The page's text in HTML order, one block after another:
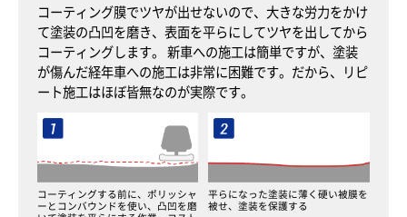
コーティング膜でツヤが出せないので、大きな労力をかけ
て塗装の凸凹を磨き、表面を平らにしてツヤを出してから
コーティングします。 新車への施工は簡単ですが、塗装
が傷んだ経年車への施工は非常に困難です。だから、リピ
ート施工はほぼ皆無なのが実際です。
コーティングする前に、ポリッシャ
ーとコンバウンドを使い、凸凹を磨
平らになった塗装に薄く硬い被膜を
被せ、塗装を保護する